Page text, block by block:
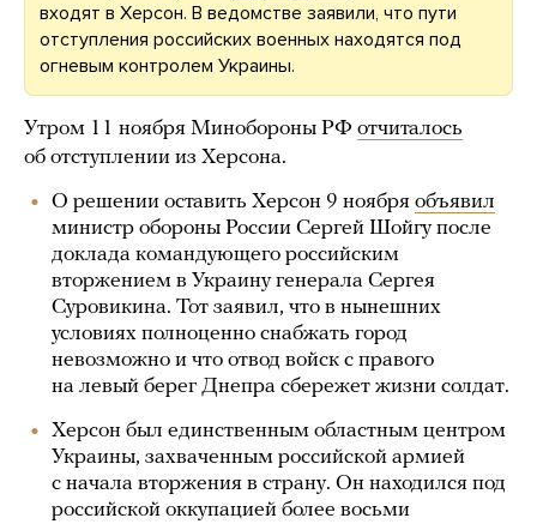
входят в Херсон. В ведомстве заявили, что пути
отступления российских военных находятся под
огневым контролем Украины.
Утром 11 ноября Минобороны РФ отчиталось
об отступлении из Херсона.
О решении оставить Херсон 9 ноября объявил
министр обороны России Сергей Шойгу после
доклада командующего российским
вторжением в Украину генерала Сергея
Суровикина. Тот заявил, что в нынешних
условиях полноценно снабжать город
невозможно и что отвод войск с правого
на левый берег Днепра сбережет жизни солдат.
Херсон был единственным областным центром
Украины, захваченным российской армией
с начала вторжения в страну. Он находился под
российской оккупацией более восьми